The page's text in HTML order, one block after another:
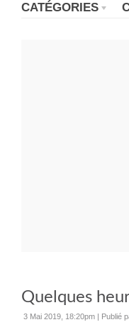
CATÉGORIES
Quelques
3 Mai 2019, 18:20pm | Publié